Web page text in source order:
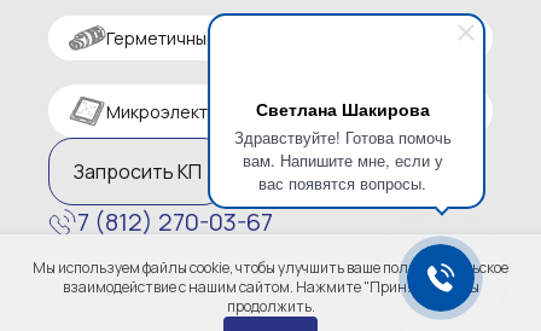
Светлана Шакирова
Здравствуйте! Готова помочь
вам. Напишите мне, если у
вас появятся вопросы.
Герметичные разъемы
Микроэлектроника
Запросить КП
7 (812) 270-03-67
zakaz@altaircom.ru
Политика конфиденциальности
Мы используем файлы cookie, чтобы улучшить ваше пользовательское
взаимодействие с нашим сайтом. Нажмите "Принять", чтобы
продолжить.